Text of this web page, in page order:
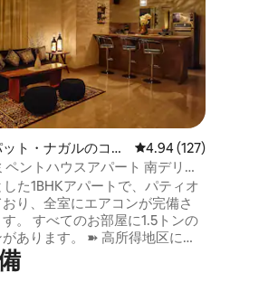
4.99つ星の平均評価
ト・ナガルのコン
ム
レビュー127件、5つ
4.94 (127)
ペントハウスアパート 南デリー
ィオ付き
た1BHKアパートで、パティオ
り、全室にエアコンが完備さ
。 すべてのお部屋に1.5トンの
す。 ➽ 高所得地区にあ
りの良い物件で、3面が開放され
公園に面していて、風通しが良